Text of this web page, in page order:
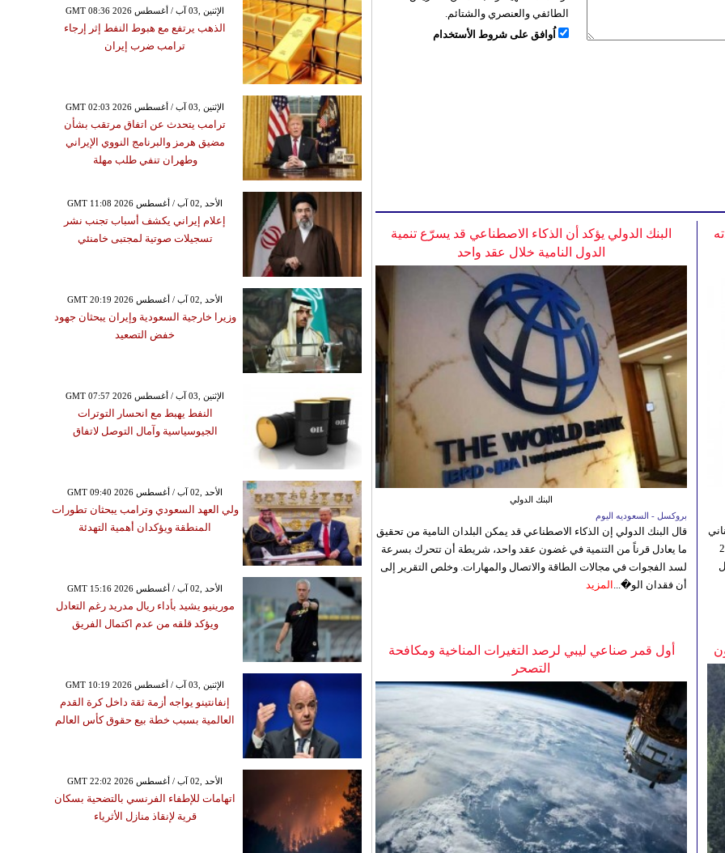
الطائفي والعنصري والشتائم.
اُوافق على شروط الأستخدام
البنك الدولي يؤكد أن الذكاء الاصطناعي قد يسرّع تنمية
الدول النامية خلال عقد واحد
البنك الدولي
بروكسل - السعوديه اليوم
قال البنك الدولي إن الذكاء الاصطناعي قد يمكن البلدان النامية من تحقيق
ما يعادل قرناً من التنمية في غضون عقد واحد، شريطة أن تتحرك بسرعة
لسد الفجوات في مجالات الطاقة والاتصال والمهارات. وخلص التقرير إلى
أن فقدان الو�... المزيد
آب الجاري، إلى 23
أول قمر صناعي ليبي لرصد التغيرات المناخية ومكافحة
التصحر
GMT 08:36 2026 الإثنين ,03 آب / أغسطس
الذهب يرتفع مع هبوط النفط إثر إرجاء
ترامب ضرب إيران
GMT 02:03 2026 الإثنين ,03 آب / أغسطس
ترامب يتحدث عن اتفاق مرتقب بشأن
مضيق هرمز والبرنامج النووي الإيراني
وطهران تنفي طلب مهلة
GMT 11:08 2026 الأحد ,02 آب / أغسطس
إعلام إيراني يكشف أسباب تجنب نشر
تسجيلات صوتية لمجتبى خامنئي
GMT 20:19 2026 الأحد ,02 آب / أغسطس
وزيرا خارجية السعودية وإيران يبحثان جهود
خفض التصعيد
GMT 07:57 2026 الإثنين ,03 آب / أغسطس
النفط يهبط مع انحسار التوترات
الجيوسياسية وآمال التوصل لاتفاق
GMT 09:40 2026 الأحد ,02 آب / أغسطس
ولي العهد السعودي وترامب يبحثان تطورات
المنطقة ويؤكدان أهمية التهدئة
GMT 15:16 2026 الأحد ,02 آب / أغسطس
مورينيو يشيد بأداء ريال مدريد رغم التعادل
ويؤكد قلقه من عدم اكتمال الفريق
GMT 10:19 2026 الإثنين ,03 آب / أغسطس
إنفانتينو يواجه أزمة ثقة داخل كرة القدم
العالمية بسبب خطة بيع حقوق كأس العالم
GMT 22:02 2026 الأحد ,02 آب / أغسطس
اتهامات للإطفاء الفرنسي بالتضحية بسكان
قرية لإنقاذ منازل الأثرياء